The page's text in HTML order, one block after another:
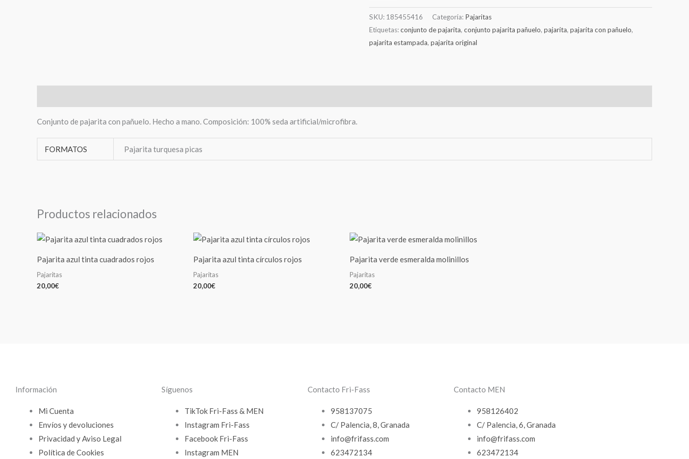
SKU: 185455416 Categoría: Pajaritas
Etiquetas:conjunto de pajarita, conjunto pajarita pañuelo, pajarita, pajarita con pañuelo,
pajarita estampada, pajarita original
Conjunto de pajarita con pañuelo. Hecho a mano. Composición: 100% seda artificial/microfibra.
FORMATOS Pajarita turquesa picas
Productos relacionados
Pajarita azul tinta cuadrados rojos
Pajaritas
20,00€
Pajarita azul tinta círculos rojos
Pajaritas
20,00€
Pajarita verde esmeralda molinillos
Pajaritas
20,00€
Información
Mi Cuenta
Envíos y devoluciones
Privacidad y Aviso Legal
Política de Cookies
Síguenos
TikTok Fri-Fass & MEN
Instagram Fri-Fass
Facebook Fri-Fass
Instagram MEN
Contacto Fri-Fass
958137075
C/ Palencia, 8, Granada
info@frifass.com
623472134
Contacto MEN
958126402
C/ Palencia, 6, Granada
info@frifass.com
623472134